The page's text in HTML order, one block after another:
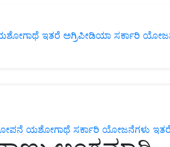
ಇತರೆ ಅಗ್ರಿಪೀಡಿಯಾ ಸರ್ಕಾರಿ
ಯಶೋಗಾಥೆ ಸರ್ಕಾರಿ ಯೋಜನೆಗಳು